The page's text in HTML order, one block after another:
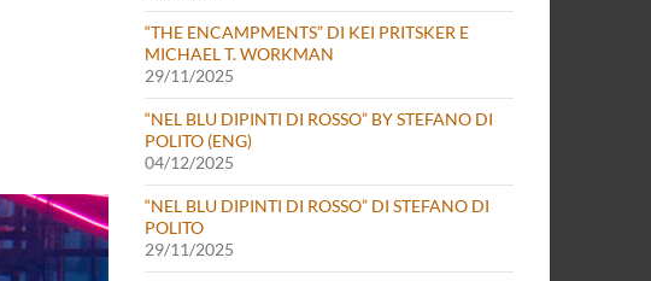
“THE ENCAMPMENTS” DI KEI PRITSKER E
MICHAEL T. WORKMAN
29/11/2025
“NEL BLU DIPINTI DI ROSSO” BY STEFANO DI
POLITO (ENG)
04/12/2025
“NEL BLU DIPINTI DI ROSSO” DI STEFANO DI
POLITO
29/11/2025